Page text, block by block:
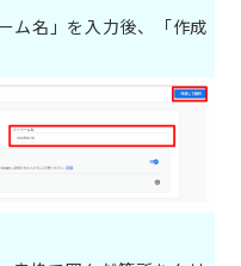
ム名」を入力後、「作成